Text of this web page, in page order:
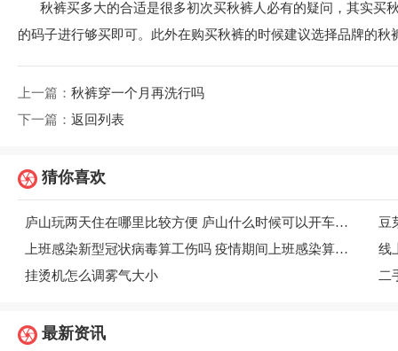
秋裤买多大的合适是很多初次买秋裤人必有的疑问，其实买
的码子进行够买即可。此外在购买秋裤的时候建议选择品牌的
上一篇： 秋裤穿一个月再洗行吗
下一篇： 返回列表
猜你喜欢
庐山玩两天住在哪里比较方便 庐山什么时候可以开车上山
豆
上班感染新型冠状病毒算工伤吗 疫情期间上班感染算工伤吗
线
挂烫机怎么调雾气大小
最新资讯